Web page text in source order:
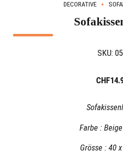
DECORATIVE
SKU:
CHF
Farbe :
Grösse : 40